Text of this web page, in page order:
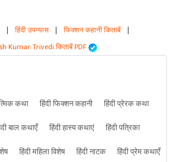
| हिंदी उपन्यास | फिक्शन कहानी किताबें |
Kumar Trivedi किताबें PDF
कथा हिंदी फिक्शन कहानी
हिंदी प्रेरक कथा
बाल कथाएँ हिंदी हास्य कथाएं
हिंदी पत्रिका
हिंदी महिला विशेष हिंदी नाटक
हिंदी प्रेम कथाएँ